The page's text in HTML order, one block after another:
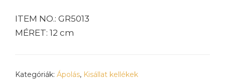
ITEM NO.: GR5013
MÉRET: 12 cm
Kategóriák: Ápolás, Kisállat kellékek